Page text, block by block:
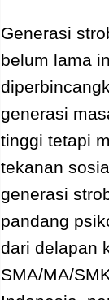
Generasi
belum lama
generasi
tinggi tetapi
tekanan
generasi
pandang
dari delapan
SMA/MA/